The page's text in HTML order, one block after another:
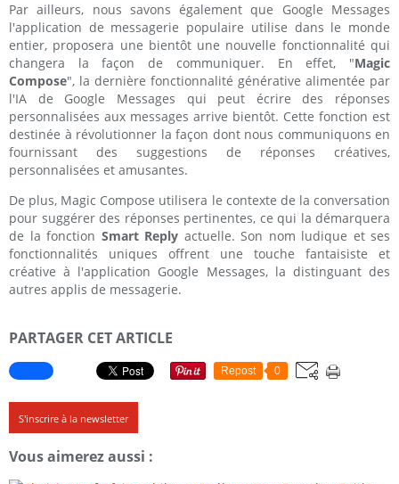
Par ailleurs, nous savons également que Google Messages
l'application de messagerie populaire utilise dans le monde
entier, proposera une bientôt une nouvelle fonctionnalité qui
changera la façon de communiquer. En effet, "Magic
Compose", la dernière fonctionnalité générative alimentée par
l'IA de Google Messages qui peut écrire des réponses
personnalisées aux messages arrive bientôt. Cette fonction est
destinée à révolutionner la façon dont nous communiquons en
fournissant des suggestions de réponses créatives,
personnalisées et amusantes.
De plus, Magic Compose utilisera le contexte de la conversation
pour suggérer des réponses pertinentes, ce qui la démarquera
de la fonction Smart Reply actuelle. Son nom ludique et ses
fonctionnalités uniques offrent une touche fantaisiste et
créative à l'application Google Messages, la distinguant des
autres applis de messagerie.
PARTAGER CET ARTICLE
Repost 0
S'inscrire à la newsletter
Vous aimerez aussi :